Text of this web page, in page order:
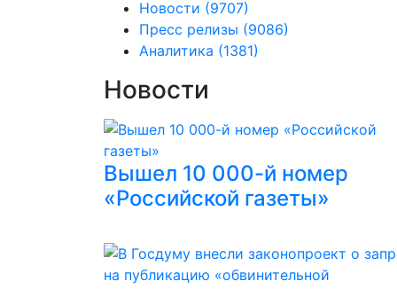
Новости (9707)
Пресс релизы (9086)
Аналитика (1381)
Новости
Вышел 10 000-й номер
«Российской газеты»